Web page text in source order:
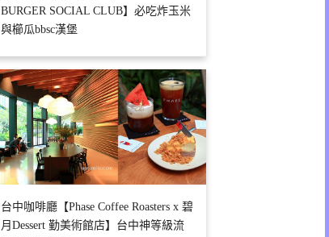
BURGER SOCIAL CLUB】必吃炸玉米
與櫛瓜bbsc漢堡
台中咖啡廳【Phase Coffee Roasters x 碧
月Dessert 勤美術館店】台中神等級流